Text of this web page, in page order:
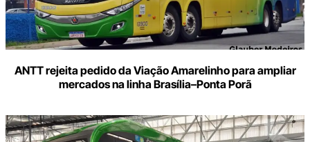
ANTT rejeita pedido da Viação Amarelinho para ampliar
mercados na linha Brasília–Ponta Porã